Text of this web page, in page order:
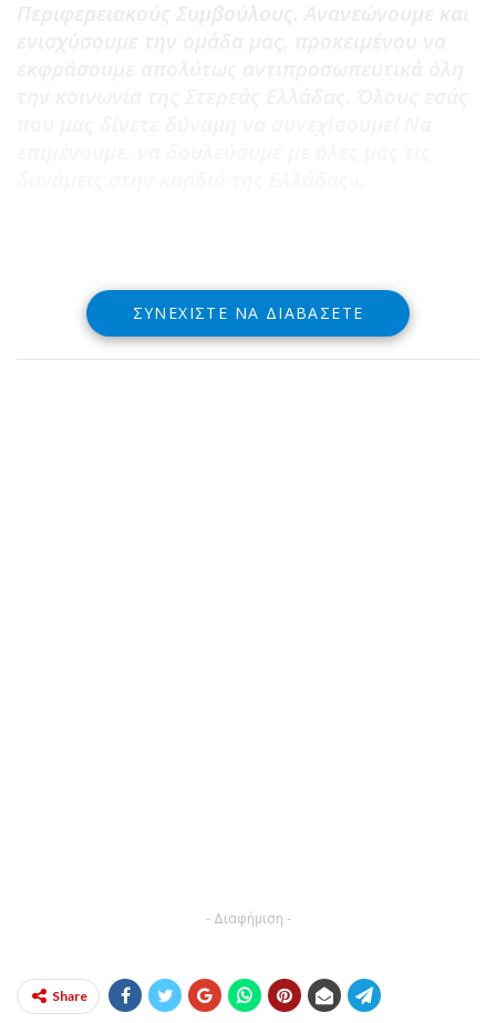
ΣΥΝΕΧΊΣΤΕ ΝΑ ΔΙΑΒΆΣΕΤΕ
- Διαφήμιση -
Share